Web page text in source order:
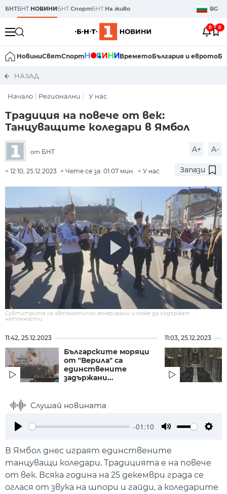
БНТБНТ НОВИНИБНТСпортБНТ На живо BG
0 0
НовиниСвятСпорт ВреметоБългария и еврото
НАЗАД
Начало Регионални У нас
Традиция на повече от век:
Танцуващите коледари в Ямбол
от БНТ A+ A-
12:10, 25.12.2023 Чете се за: 01:07 мин. У нас Запази
Субтитрите са автоматично генерирани и може да съдържат
неточности.
11:42, 25.12.2023
Българските моряци
от "Верила" са
единствените
задържани...
11:03, 25.12.2023
Слушай новината
-01:10
В Ямбол днес играят единствените
танцуващи коледари. Традицията е на повече
от век. Всяка година на 25 декември града се
оглася от звука на шпори и гайди, а коледарите